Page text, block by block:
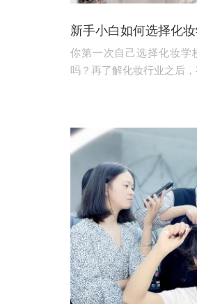
新手小白如何选择化妆
你第一次自己选择化妆学
吗？再了解化妆行业之后